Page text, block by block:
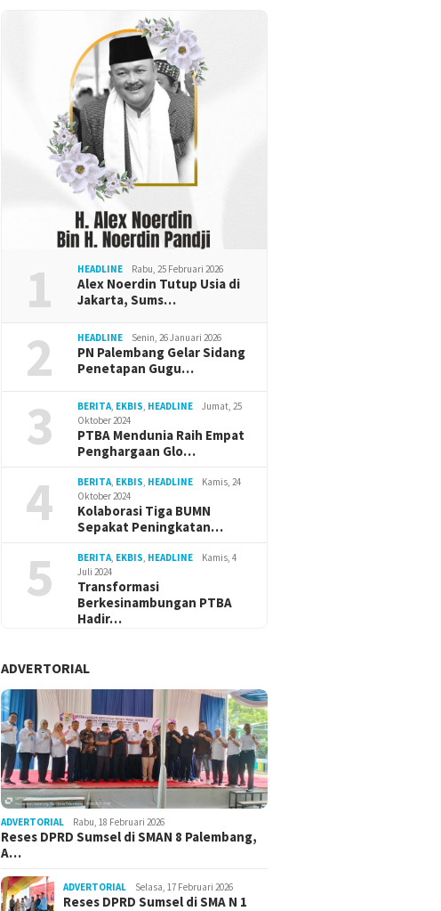
Sultan Muda Center Jadi
Motor Pengembangan Usaha
Muda Sumsel
Cik Ujang Dorong Penguatan
1 HEADLINE Rabu, 25 Februari 2026
Alex Noerdin Tutup Usia di
Jakarta, Sums…
2 HEADLINE Senin, 26 Januari 2026
PN Palembang Gelar Sidang
Penetapan Gugu…
3 BERITA, EKBIS, HEADLINE
Jumat, 25
Oktober 2024
PTBA Mendunia Raih Empat
Penghargaan Glo…
4 BERITA, EKBIS, HEADLINE
Kamis, 24
Oktober 2024
Kolaborasi Tiga BUMN
Sepakat Peningkatan…
5 BERITA, EKBIS, HEADLINE
Kamis, 4
Juli 2024
Transformasi
Berkesinambungan PTBA
Hadir…
ADVERTORIAL
ADVERTORIAL Rabu, 18 Februari 2026
Reses DPRD Sumsel di SMAN 8 Palembang,
A…
ADVERTORIAL Selasa, 17 Februari 2026
Reses DPRD Sumsel di SMA N 1